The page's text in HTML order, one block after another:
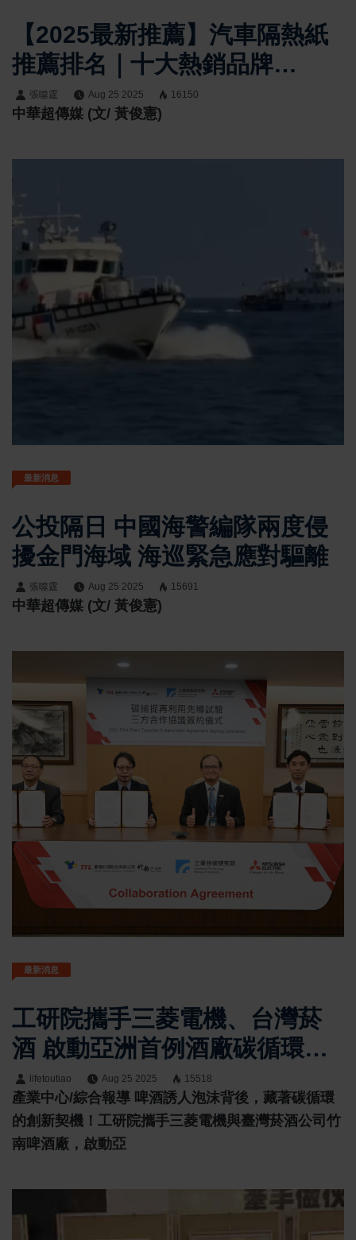
【2025最新推薦】汽車隔熱紙
推薦排名｜十大熱銷品牌
FSK、GAMA、3M、冰盾、魔
盾、路易士隔熱紙性能大評比
張噬霆 Aug 25 2025 16150
中華超傳媒 (文/ 黃俊憲)
最新消息
公投隔日 中國海警編隊兩度侵
擾金門海域 海巡緊急應對驅離
張噬霆 Aug 25 2025 15691
中華超傳媒 (文/ 黃俊憲)
最新消息
工研院攜手三菱電機、台灣菸
酒 啟動亞洲首例酒廠碳循環實
證lifetoutiao Aug 25 2025 15518
產業中心/綜合報導 啤酒誘人泡沫背後，藏著碳循環
的創新契機！工研院攜手三菱電機與臺灣菸酒公司竹
南啤酒廠，啟動亞